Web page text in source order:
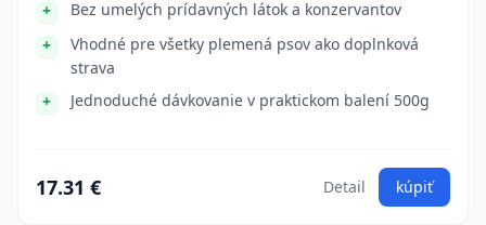
Bez umelých prídavných látok a konzervantov
Vhodné pre všetky plemená psov ako doplnková
strava
Jednoduché dávkovanie v praktickom balení 500g
17.31 € Detail kúpiť